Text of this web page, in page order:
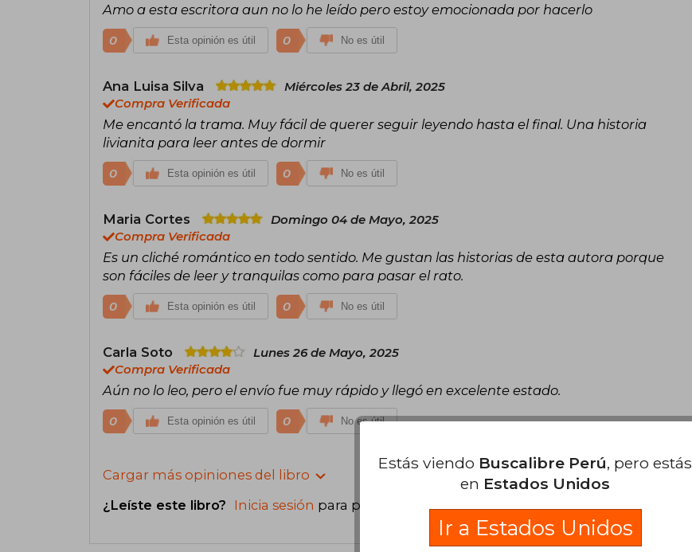
Amo a esta escritora aun no lo he leído pero estoy emocionada por hacerlo
0 Esta opinión es útil 0 No es útil
Ana Luisa Silva
Miércoles 23 de Abril, 2025
Compra Verificada
Me encantó la trama. Muy fácil de querer seguir leyendo hasta el final. Una historia
livianita para leer antes de dormir
0 Esta opinión es útil 0 No es útil
Maria Cortes
Domingo 04 de Mayo, 2025
Compra Verificada
Es un cliché romántico en todo sentido. Me gustan las historias de esta autora porque
son fáciles de leer y tranquilas como para pasar el rato.
0 Esta opinión es útil 0 No es útil
Carla Soto
Lunes 26 de Mayo, 2025
Compra Verificada
Aún no lo leo, pero el envío fue muy rápido y llegó en excelente estado.
0 Esta opinión es útil 0 No es útil
Cargar más opiniones del libro
¿Leíste este libro? Inicia sesión para poder agregar tu propia evaluación.
Estás viendo Buscalibre Perú, pero estás
en Estados Unidos
Ir a Estados Unidos